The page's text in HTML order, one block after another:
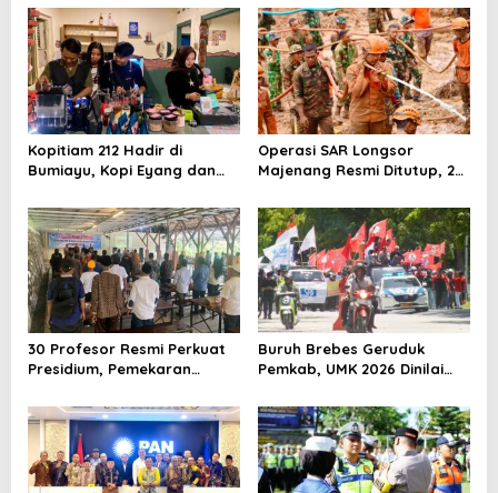
Dukungan Urus Berkas ke
Provinsi
Negeri Brebes Rampung
Kopitiam 212 Hadir di
Bumiayu, Kopi Eyang dan
Operasi SAR Longsor
Majenang Resmi Ditutup, 2
hingga Hari ke-10
30 Profesor Resmi Perkuat
Presidium, Pemekaran
Terbendung
Buruh Brebes Geruduk
Pemkab, UMK 2026 Dinilai